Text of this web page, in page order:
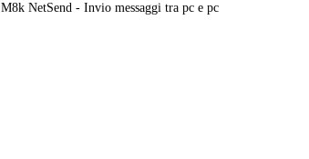
M8k NetSend - Invio messaggi tra pc e pc